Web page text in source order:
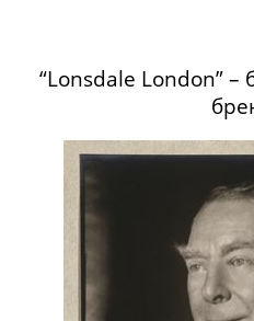
“Lonsdale London”